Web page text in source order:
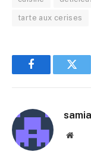
tarte aux cerises
Facebook
samia
Site